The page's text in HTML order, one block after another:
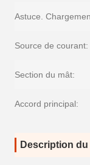
Astuce.
Source de courant:
Section du mât:
Accord principal:
Description